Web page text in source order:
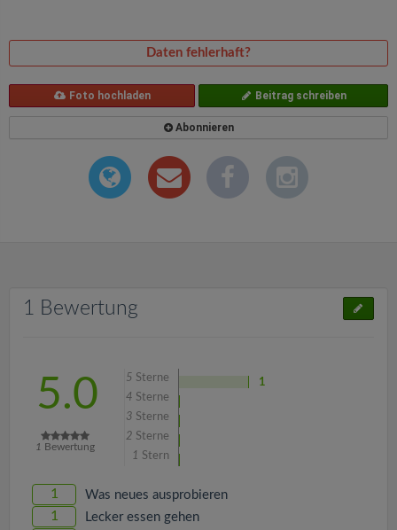
Daten fehlerhaft?
Foto hochladen Beitrag schreiben
Abonnieren
1 Bewertung
5.0
1 Bewertung
5 Sterne
1
4 Sterne
3 Sterne
2 Sterne
1 Stern
1 Was neues ausprobieren
1 Lecker essen gehen